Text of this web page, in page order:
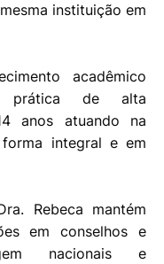
instituição em
acadêmico
prática de alta
anos atuando na
integral e em
Rebeca mantém
em conselhos e
nacionais e